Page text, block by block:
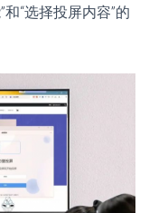
“选择投屏内容”的